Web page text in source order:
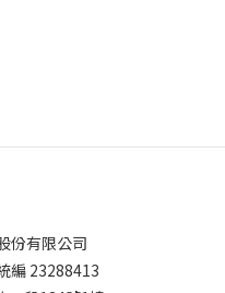
份有限公司
編 23288413